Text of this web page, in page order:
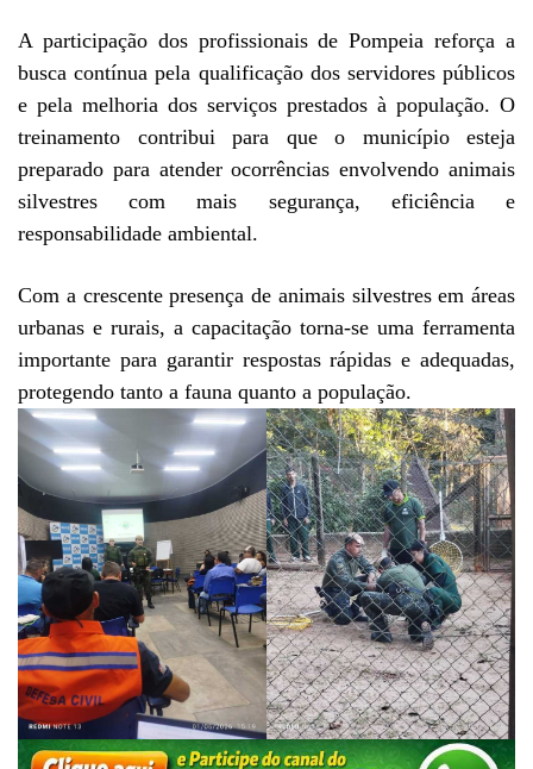
A participação dos profissionais de Pompeia reforça a
busca contínua pela qualificação dos servidores públicos
e pela melhoria dos serviços prestados à população. O
treinamento contribui para que o município esteja
preparado para atender ocorrências envolvendo animais
silvestres com mais segurança, eficiência e
responsabilidade ambiental.
Com a crescente presença de animais silvestres em áreas
urbanas e rurais, a capacitação torna-se uma ferramenta
importante para garantir respostas rápidas e adequadas,
protegendo tanto a fauna quanto a população.